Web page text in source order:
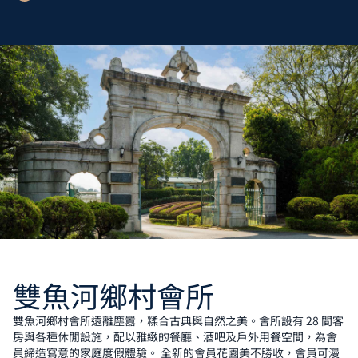
雙魚河鄉村會所
雙魚河鄉村會所遠離塵囂，糅合古典與自然之美。會所設有 28 間客
房與各種休閒設施，配以雅緻的餐廳、酒吧及戶外用餐空間，為會
員締造寫意的家庭度假體驗。 全新的會員花園美不勝收，會員可漫